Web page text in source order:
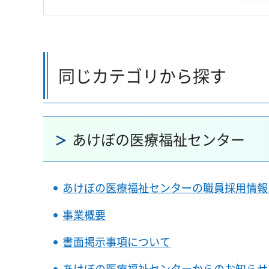
同じカテゴリから探す
あけぼの医療福祉センター
あけぼの医療福祉センターの職員採用情
事業概要
書面掲示事項について